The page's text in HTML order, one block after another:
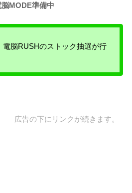
MODE準備中
電脳RUSHのストック抽選が行
広告の下にリンクが続きます。